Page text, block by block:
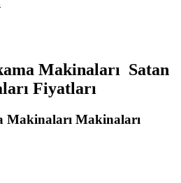
Makinaları Satan
Fiyatları
Makinaları Makinaları